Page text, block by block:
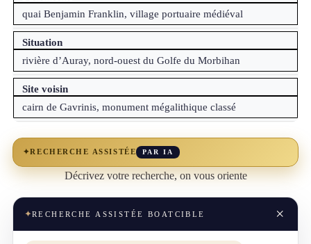
quai Benjamin Franklin, village portuaire médiéval
Situation
rivière d’Auray, nord-ouest du Golfe du Morbihan
Site voisin
cairn de Gavrinis, monument mégalithique classé
✦RECHERCHE ASSISTÉE PAR IA
Décrivez votre recherche, on vous oriente
✦RECHERCHE ASSISTÉE BOATCIBLE ×